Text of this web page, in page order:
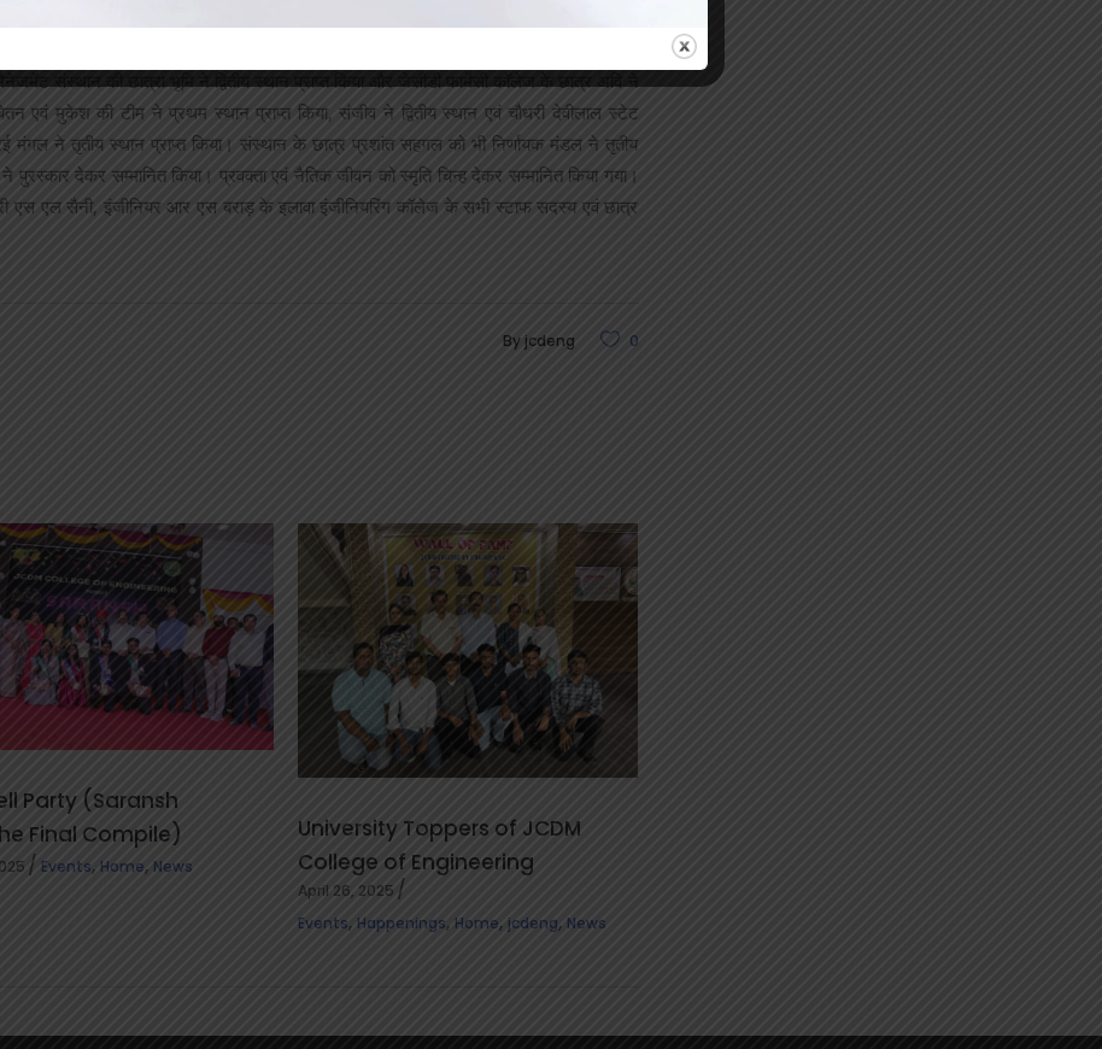
क्रमशः प्रथम, द्वितीय व तृतीय स्थान प्राप्त किया। पावरप्वाइंट प्रतियोगिता में संस्थान के कंप्यूटर
संस्थान की छात्रा भूमि ने द्वितीय स्थान प्राप्त किया और जेसीडी फार्मेसी कॉलेज के छात्र अवि ने
एवं मुकेश की टीम ने प्रथम स्थान प्राप्त किया, संजीव ने द्वितीय स्थान एवं चौधरी देवीलाल स्टेट
मंगल ने तृतीय स्थान प्राप्त किया। संस्थान के छात्र प्रशांत सहगल को भी निर्णायक मंडल ने तृतीय
देकर सम्मानित किया। प्रवक्ता एवं नैतिक जीवन को स्मृति चिन्ह देकर सम्मानित किया गया।
एस एल सैनी, इंजीनियर आर एस बराड़ के इलावा इंजीनियरिंग कॉलेज के सभी स्टाफ सदस्य एवं छात्र
Byjcdeng 0
Party (Saransh
Final Compile)
Events, Home, News
University Toppers of JCDM
College of Engineering
April 26, 2025
Events, Happenings, Home, jcdeng, News